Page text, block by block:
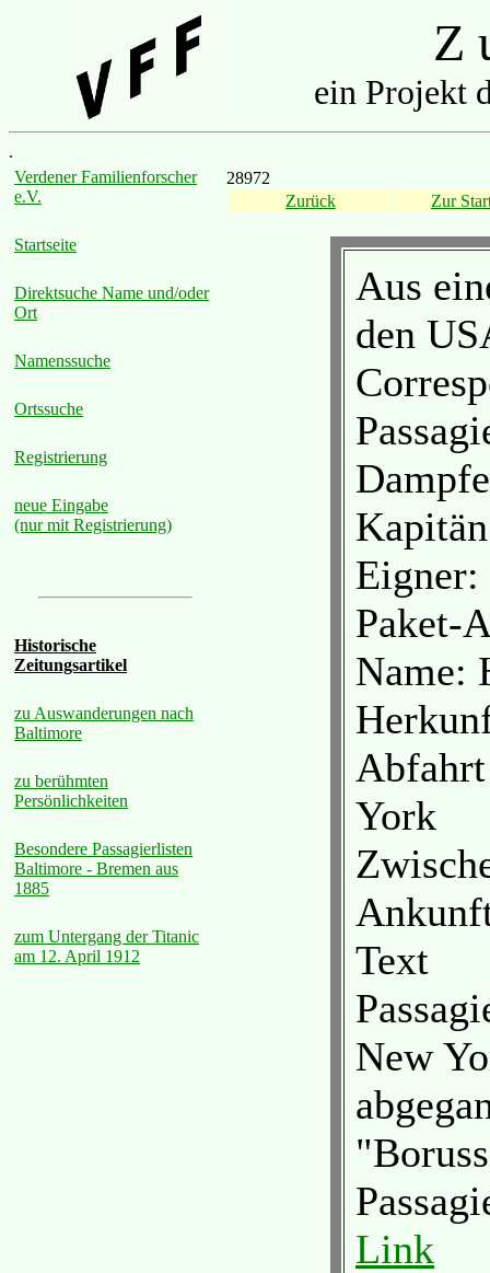
Z
ein Projekt
.
Verdener Familienforscher
e.V.
Startseite
Direktsuche Name und/oder
Ort
Namenssuche
Ortssuche
Registrierung
neue Eingabe
(nur mit Registrierung)
Historische
Zeitungsartikel
zu Auswanderungen nach
Baltimore
zu berühmten
Persönlichkeiten
Besondere Passagierlisten
Baltimore - Bremen aus
1885
zum Untergang der Titanic
am 12. April 1912
28972
Zurück
Zur
Aus
den
Paket-
Name:
York
Text
New
Link